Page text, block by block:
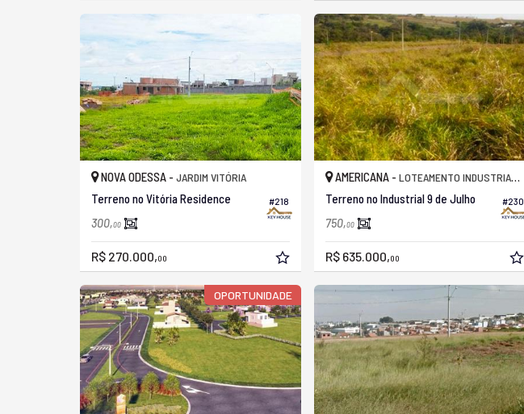
#218
NOVA ODESSA - JARDIM VITÓRIA
Terreno no Vitória Residence
300,00
R$ 270.000,00
#230
AMERICANA - LOTEAMENTO INDUSTRIAL 9 DE JULHO
Terreno no Industrial 9 de Julho
750,00
R$ 635.000,00
OPORTUNIDADE